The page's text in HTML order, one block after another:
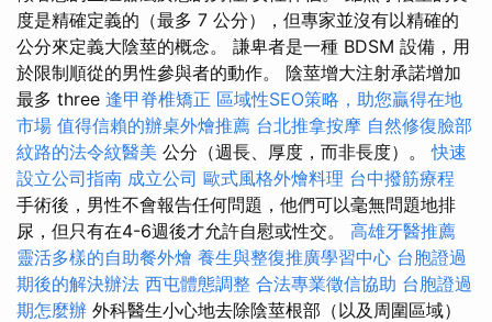
度是精確定義的（最多 7 公分），但專家並沒有以精確的
公分來定義大陰莖的概念。 謙卑者是一種 BDSM 設備，用
於限制順從的男性參與者的動作。 陰莖增大注射承諾增加
最多 three 逢甲脊椎矯正 區域性SEO策略，助您贏得在地
市場 值得信賴的辦桌外燴推薦 台北推拿按摩 自然修復臉部
紋路的法令紋醫美 公分（週長、厚度，而非長度）。快速
設立公司指南 成立公司 歐式風格外燴料理 台中撥筋療程
手術後，男性不會報告任何問題，他們可以毫無問題地排
尿，但只有在4-6週後才允許自慰或性交。 高雄牙醫推薦
靈活多樣的自助餐外燴 養生與整復推廣學習中心 台胞證過
期後的解決辦法 西屯體態調整 合法專業徵信協助 台胞證過
期怎麼辦 外科醫生小心地去除陰莖根部（以及周圍區域）